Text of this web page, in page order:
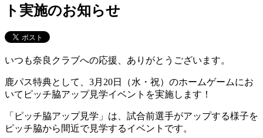
ト実施のお知らせ
いつも奈良クラブへの応援、ありがとうございます。
鹿パス特典として、3月20日（水・祝）のホームゲームにお
いてピッチ脇アップ見学イベントを実施します！
「ピッチ脇アップ見学」は、試合前選手がアップする様子を
ピッチ脇から間近で見学するイベントです。